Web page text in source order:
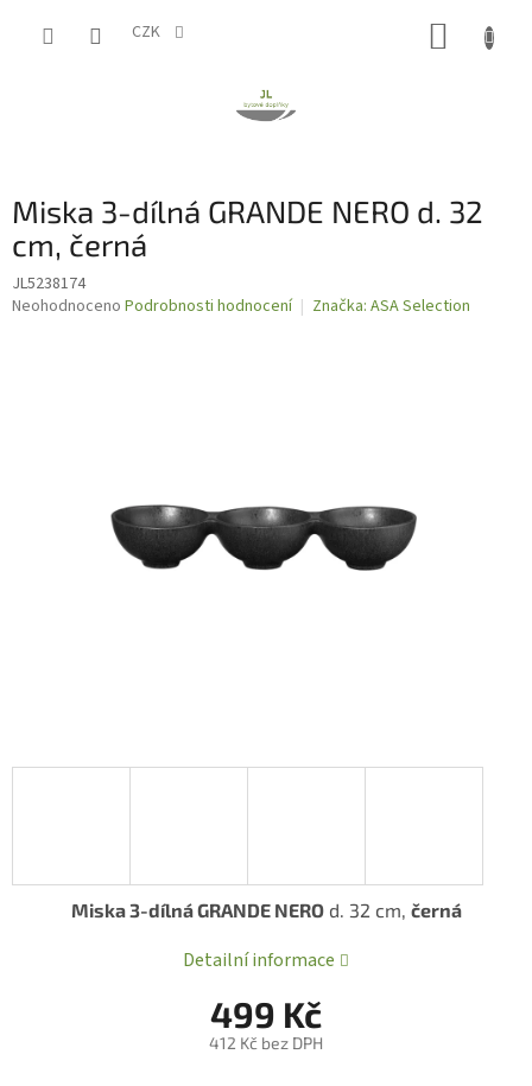
CZK
Miska 3-dílná GRANDE NERO d. 32
cm, černá
JL5238174
Průměrné
Neohodnoceno Podrobnosti hodnocení Značka: ASA Selection
499 Kč
412 Kč bez DPH
Miska 3-dílná GRANDE NEROd. 32 cm, černá
Detailní informace